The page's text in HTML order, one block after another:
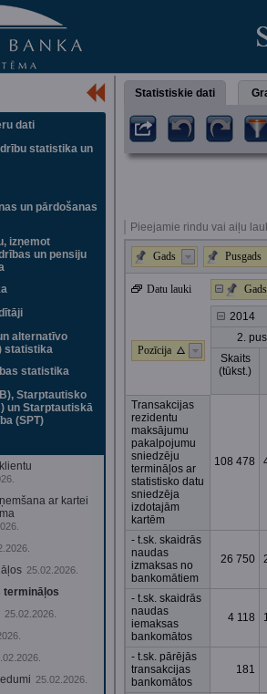
dati
statistika un
un pārdošanas
izņemot
un pensiju
alternatīvo
statistika
statistika
Starptautisko
un Starptautiskā
(SPT)
ar kartei
25.02.2026.
termināļos
25.02.2026.
25.02.2026.
Statistiskie dati
Pieejamie rindu vai aiļu
Gads Pusgads
Datu lauki Gads
Pozīcija
2014
2.
Skaits
(tūkst.)
Transakcijas
rezidentu
maksājumu
pakalpojumu
sniedzēju
termināļos ar
statistisko datu
sniedzēja
izdotajām
kartēm
- t.sk. skaidrās
naudas
izmaksas no
bankomātiem
- t.sk. skaidrās
naudas
iemaksas
bankomātos
- t.sk. pārējās
transakcijas
bankomātos
108 478
26 750
4 118
181